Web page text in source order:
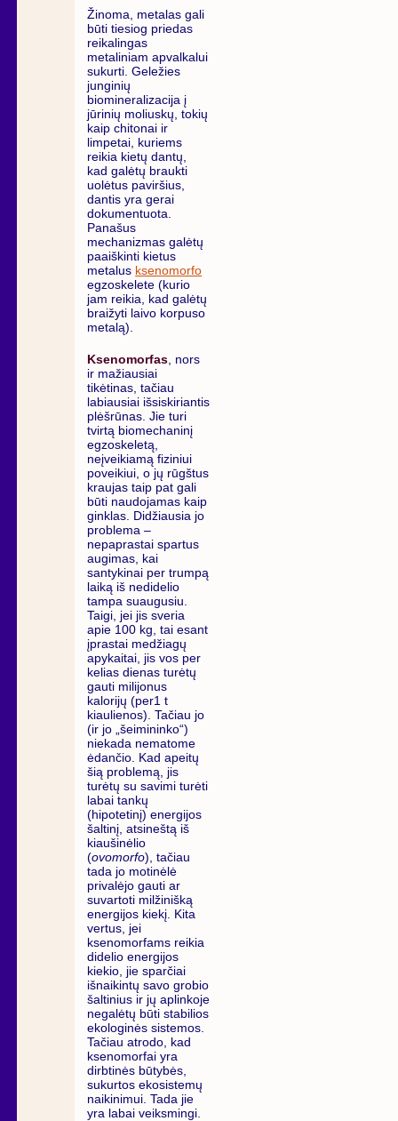
Žinoma, metalas gali
būti tiesiog priedas
reikalingas
metaliniam apvalkalui
sukurti. Geležies
junginių
biomineralizacija į
jūrinių moliuskų, tokių
kaip chitonai ir
limpetai, kuriems
reikia kietų dantų,
kad galėtų braukti
uolėtus paviršius,
dantis yra gerai
dokumentuota.
Panašus
mechanizmas galėtų
paaiškinti kietus
metalus ksenomorfo
egzoskelete (kurio
jam reikia, kad galėtų
braižyti laivo korpuso
metalą).
Ksenomorfas , nors
ir mažiausiai
tikėtinas, tačiau
labiausiai išsiskiriantis
plėšrūnas. Jie turi
tvirtą biomechaninį
egzoskeletą,
neįveikiamą fiziniui
poveikiui, o jų rūgštus
kraujas taip pat gali
būti naudojamas kaip
ginklas. Didžiausia jo
problema –
nepaprastai spartus
augimas, kai
santykinai per trumpą
laiką iš nedidelio
tampa suaugusiu.
Taigi, jei jis sveria
apie 100 kg, tai esant
įprastai medžiagų
apykaitai, jis vos per
kelias dienas turėtų
gauti milijonus
kalorijų (per1 t
kiaulienos). Tačiau jo
(ir jo „šeimininko“)
niekada nematome
ėdančio. Kad apeitų
šią problemą, jis
turėtų su savimi turėti
labai tankų
(hipotetinį) energijos
šaltinį, atsineštą iš
kiaušinėlio
(ovomorfo), tačiau
tada jo motinėlė
privalėjo gauti ar
suvartoti milžinišką
energijos kiekį. Kita
vertus, jei
ksenomorfams reikia
didelio energijos
kiekio, jie sparčiai
išnaikintų savo grobio
šaltinius ir jų aplinkoje
negalėtų būti stabilios
ekologinės sistemos.
Tačiau atrodo, kad
ksenomorfai yra
dirbtinės būtybės,
sukurtos ekosistemų
naikinimui. Tada jie
yra labai veiksmingi.